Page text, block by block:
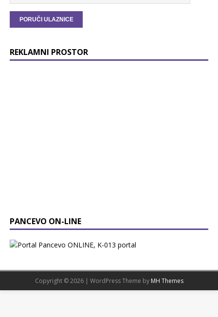
REKLAMNI PROSTOR
PANCEVO ON-LINE
Copyright © 2026 | WordPress Theme by MH Themes